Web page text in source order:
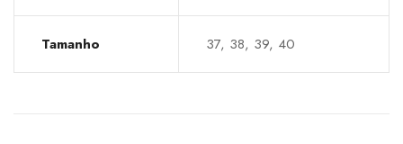
Tamanho 37, 38, 39, 40